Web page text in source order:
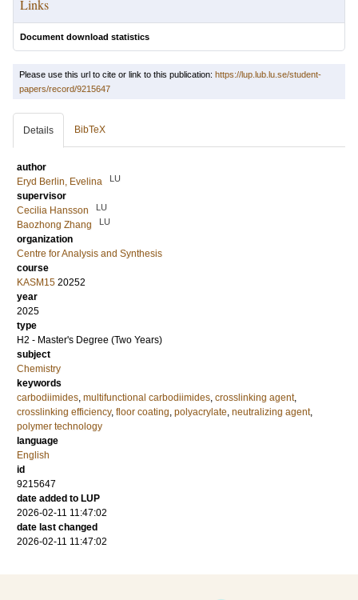
Links
Document download statistics
Please use this url to cite or link to this publication: https://lup.lub.lu.se/student-
papers/record/9215647
Details BibTeX
author
Eryd Berlin, Evelina
LU
supervisor
Cecilia Hansson
LU
Baozhong Zhang LU
organization
Centre for Analysis and Synthesis
course
KASM15 20252
year
2025
type
H2 - Master's Degree (Two Years)
subject
Chemistry
keywords
carbodiimides multifunctional carbodiimides crosslinking agent,
crosslinking efficiency, floor coating polyacrylate neutralizing agent,
polymer technology
language
English
id
9215647
date added to LUP
2026-02-11 11:47:02
date last changed
2026-02-11 11:47:02